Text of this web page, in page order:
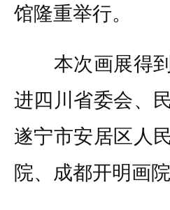
馆隆重举行。
本次画展得到
进四川省委会、
遂宁市安居区人
院、成都开明画